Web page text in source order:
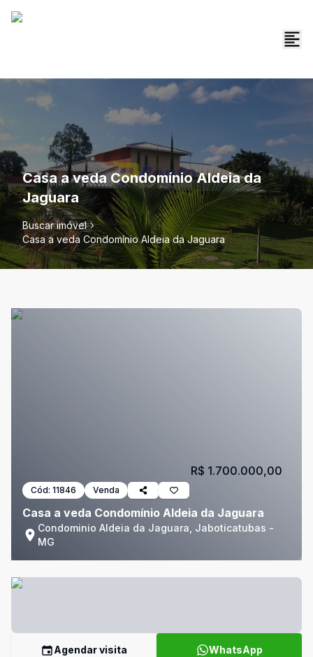
Casa a veda Condomínio Aldeia da
Jaguara
Buscar imóvel
Casa a veda Condomínio Aldeia da Jaguara
Cód: 11846 Venda
Casa a veda Condomínio Aldeia da Jaguara
Condominio Aldeia da Jaguara, Jaboticatubas -
MG
R$ 1.700.000,00
Agendar visita WhatsApp